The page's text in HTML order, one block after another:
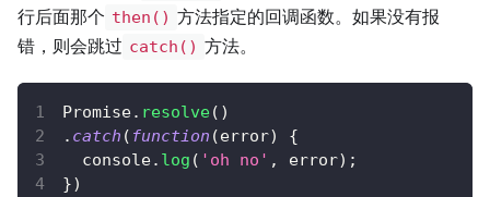
行后面那个 then() 方法指定的回调函数。如果没有报
错，则会跳过 catch() 方法。
Promise. resolve( )
. catch ( function (error)
{
console. log ( 'oh no' , error) ;
})